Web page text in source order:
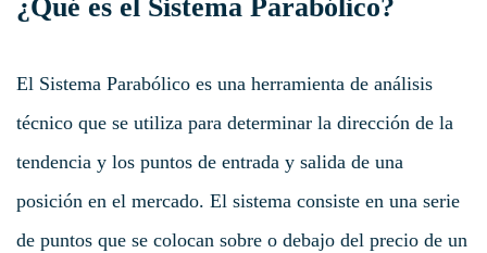
¿Qué es el Sistema Parabólico?
El Sistema Parabólico es una herramienta de análisis
técnico que se utiliza para determinar la dirección de la
tendencia y los puntos de entrada y salida de una
posición en el mercado. El sistema consiste en una serie
de puntos que se colocan sobre o debajo del precio de un